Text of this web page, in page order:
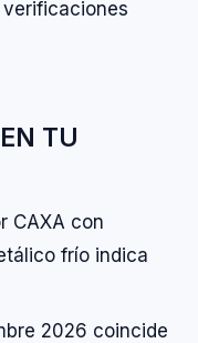
verificaciones
TU
CAXA con
frío indica
2026 coincide